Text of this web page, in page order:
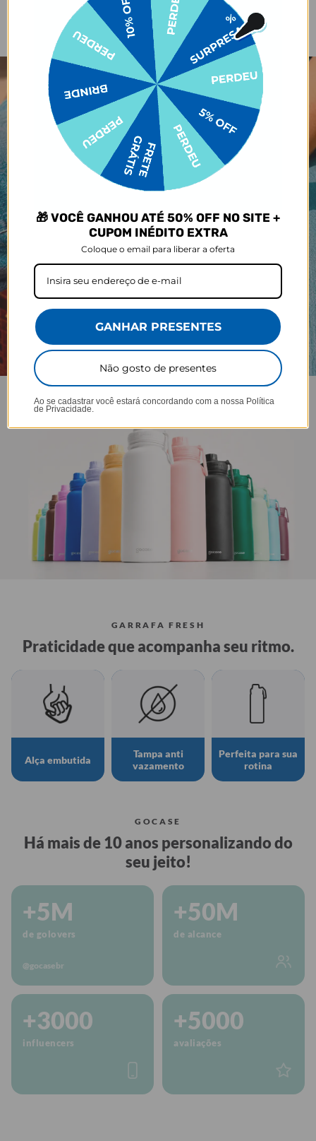
Parede dupla de
isolamento a vácuo
Aço inoxidável 304
(aço inoxidável 18/8)
Base antiderrapante
GARRAFA FRESH
Praticidade que acompanha seu ritmo.
Alça embutida
Tampa anti
vazamento
Perfeita para sua
rotina
GOCASE
Há mais de 10 anos personalizando do
seu jeito!
+5M
de golovers
@gocasebr
+50M
de alcance
+3000
influencers
+5000
avaliações
🎁 VOCÊ GANHOU ATÉ 50% OFF NO SITE +
CUPOM INÉDITO EXTRA
Coloque o email para liberar a oferta
GANHAR PRESENTES
Não gosto de presentes
Ao se cadastrar você estará concordando com a nossa Política
de Privacidade.